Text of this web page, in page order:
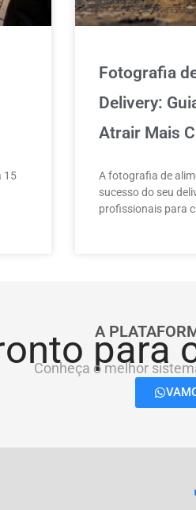
15
Fotografia
Delivery:
Atrair Mais
A fotografia de
sucesso do seu
profissionais para
A
para
Conheça o melhor